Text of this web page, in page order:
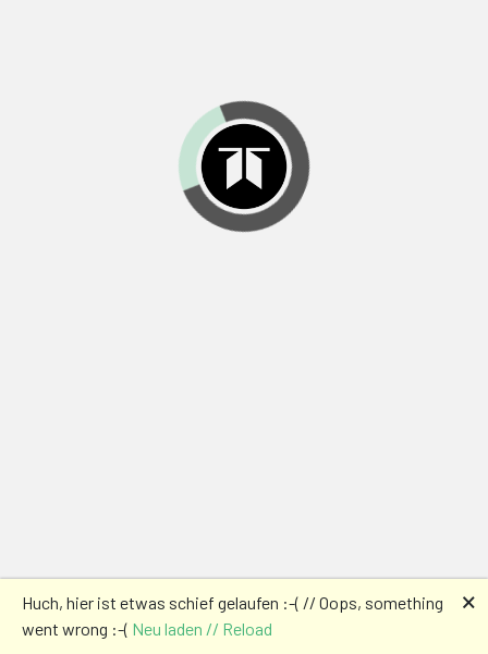
Huch, hier ist etwas schief gelaufen :-( // Oops, something
went wrong :-( Neu laden // Reload
🗙